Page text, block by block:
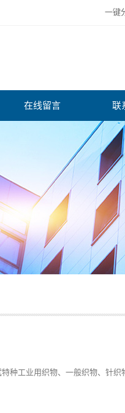
一键
在线留言 联
种工业用织物、一般织物、针